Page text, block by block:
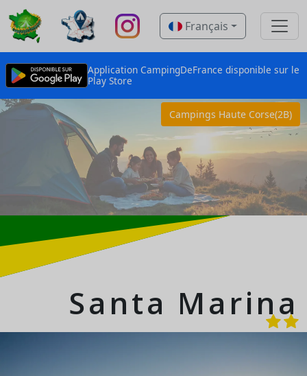
Français
Application CampingDeFrance disponible sur le
Play Store
Campings Haute Corse(2B)
Santa Marina